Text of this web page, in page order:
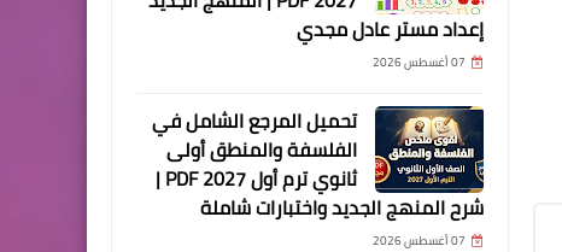
إعداد مستر عادل مجدي
07 أغسطس 2026
تحميل المرجع الشامل في
الفلسفة والمنطق أولى
ثانوي ترم أول 2027 PDF |
شرح المنهج الجديد واختبارات شاملة
07 أغسطس 2026